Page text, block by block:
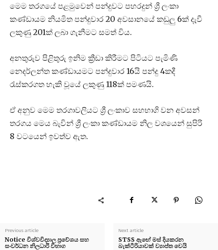
මෙම තරගයේ පළමුවෙන් පන්දුවට පහරදුන් ශ්‍රී ලංකා
කණ්ඩායම නියමිත පන්දුවාර 20 අවසානයේ කඩුලු 6ක් දැවී
ලකුණු 201ක් ලබා ගැනීමට සමත් විය.
අනතුරුව පිළිතුරු ඉනිම ක්‍රීඩා කිරීමට පිටියට පැමිණි
නෙදර්ලන්ත කණ්ඩායමට පන්දුවාර 16යි පන්දු 4කදී
රැස්කරගත හැකි වූයේ ලකුණු 118ක් පමණයි.
ඒ අනුව මෙම තරගාවලියට ශ්‍රී ලංකාව සහභාගි වන අවසන්
තරගය මෙය බැවින් ශ්‍රී ලංකා කණ්ඩායම නිල වශයෙන් සුපිරි
8 වටයෙන් ඉවත්ව ඇත.
Previous article
Notice විශ්වවිද්‍යාල ප්‍රවේශය සහ
සංවර්ධන නිලධාරී විභාග
Next article
STSS ඇඟේ මස් දියකරන
බැක්ටීරියාවක් ව්‍යාප්ත වෙයි